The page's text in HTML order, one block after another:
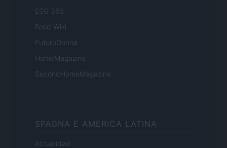
ESG 365
Food Wiki
FuturoDonna
HomeMagazine
SecondHomeMagazine
SPAGNA E AMERICA LATINA
Actualidad